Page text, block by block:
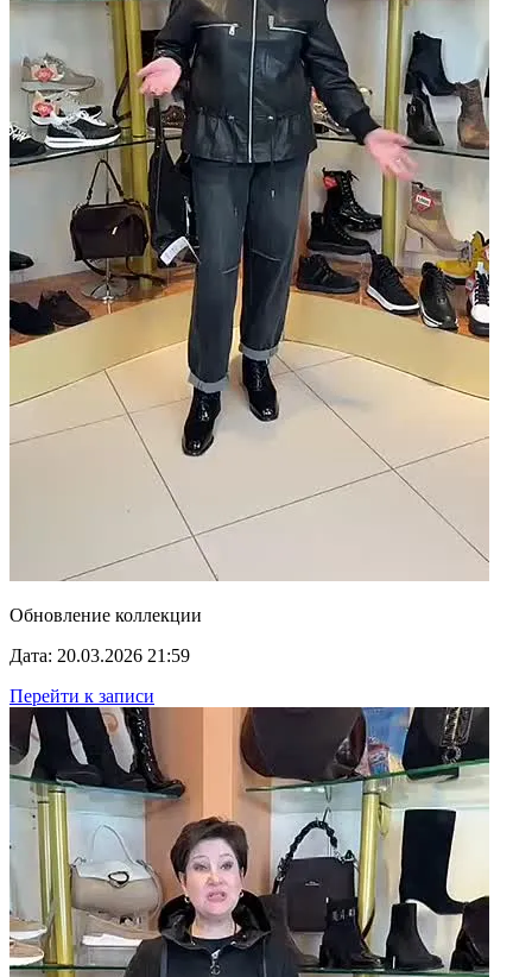
Обновление коллекции
Дата: 20.03.2026 21:59
Перейти к записи